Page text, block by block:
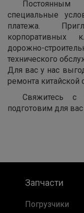
Постоянным
специальные
платежа.
корпоративных
дорожно-
технического
Для вас у нас
ремонта китайской
Свяжитесь
подготовим для
Запчасти
Погрузчики